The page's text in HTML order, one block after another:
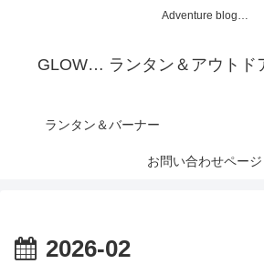
Adventure blog…
GLOW… ランタン＆アウト
ランタン＆バーナー
お問い合わせページ
2026-02